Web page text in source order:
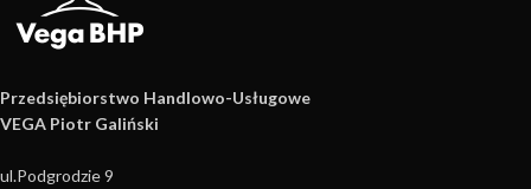
Przedsiębiorstwo Handlowo­-Usługowe
VEGA Piotr Galiński
ul.Podgrodzie 9